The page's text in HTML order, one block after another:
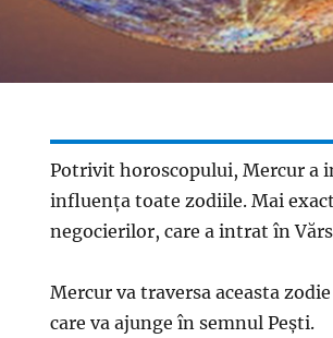
Potrivit horoscopului, Mercur a
influența toate zodiile. Mai
negocierilor, care a intrat în
Mercur va traversa aceasta
care va ajunge în semnul Pești.